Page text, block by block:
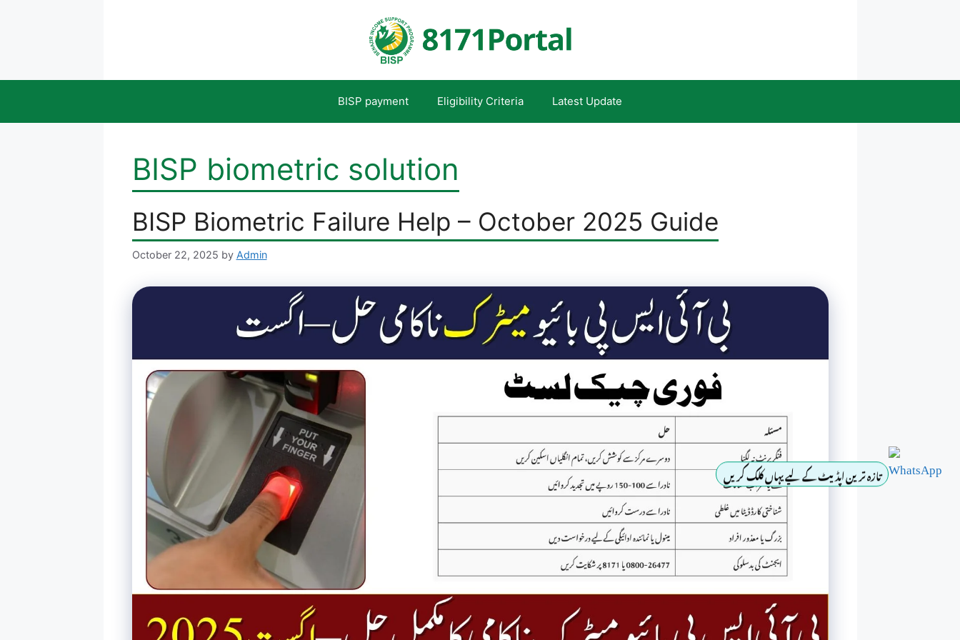
BISP payment Eligibility Criteria Latest Update
BISP biometric solution
BISP Biometric Failure Help – October 2025 Guide
October 22, 2025 by Admin
تازہ ترین اپڈیٹ کے لیے یہاں کلک کریں